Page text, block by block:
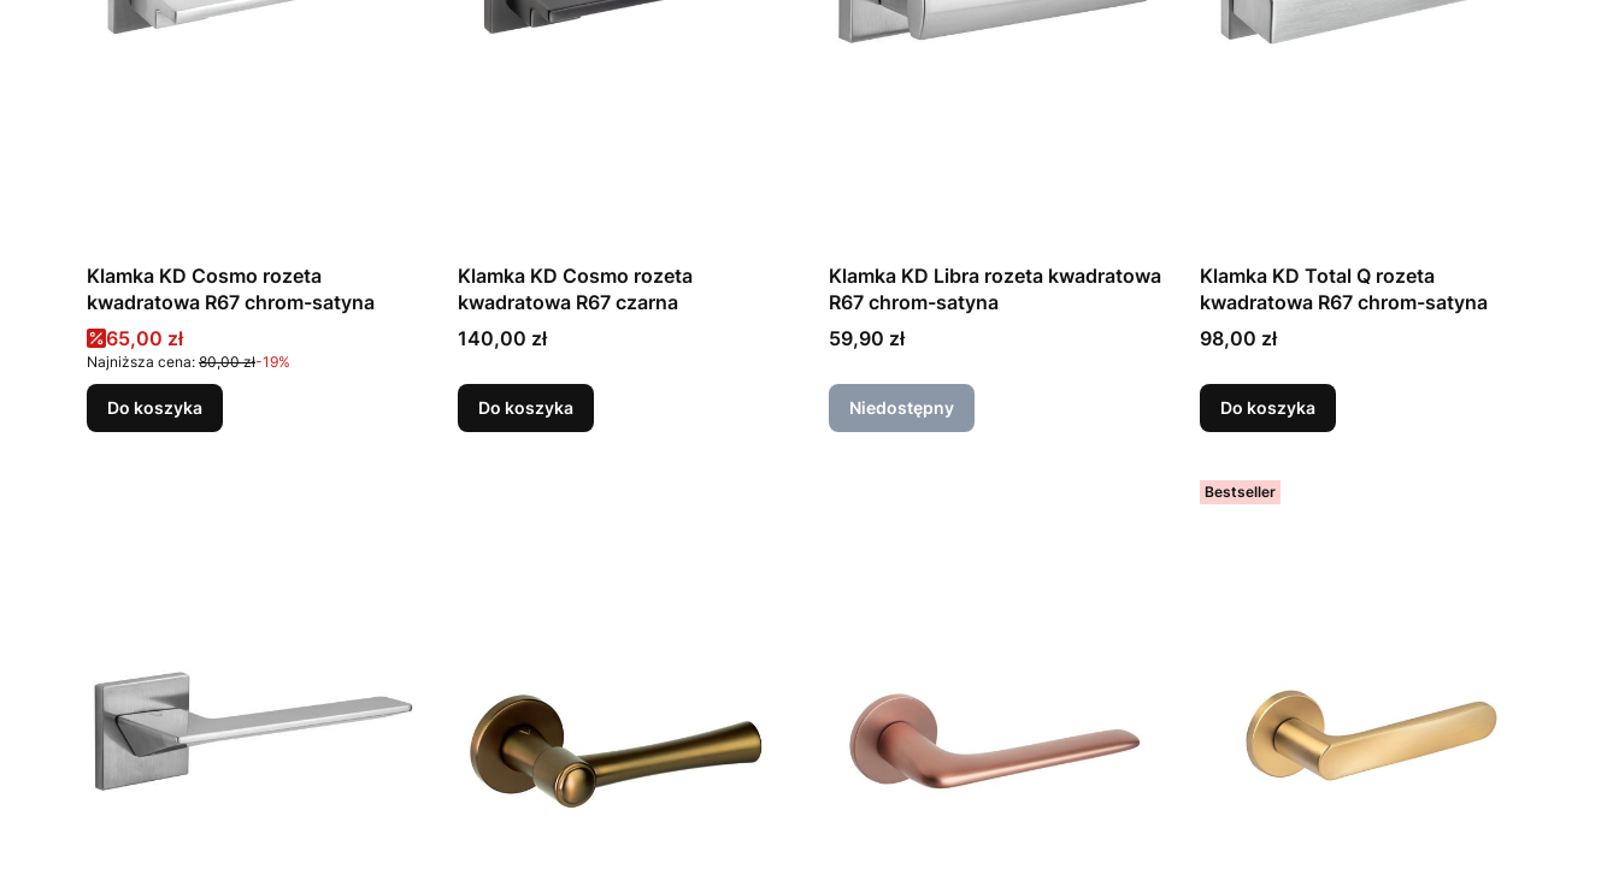
Klamka KD Cosmo rozeta
kwadratowa R67 chrom-satyna
Cena promocyjna
65,00 zł
Najniższa cena: 80,00 zł-19%
Do koszyka
Klamka KD Cosmo rozeta
kwadratowa R67 czarna
Cena
140,00 zł
Do koszyka
Klamka KD Libra rozeta kwadratowa
R67 chrom-satyna
Cena
59,90 zł
Niedostępny
Klamka KD Total Q rozeta
kwadratowa R67 chrom-satyna
Cena
98,00 zł
Do koszyka
Bestseller